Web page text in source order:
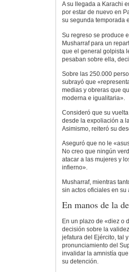
A su llegada a Karachi
por estar de nuevo en
su segunda temporada
Su regreso se produce
Musharraf para un
que el general golpista
pesaban sobre ella,
Sobre las 250.000
subrayó que
medias y obreras que
moderna e igualitaria».
Consideró que su
desde la expoliación a
Asimismo, reiteró su
Aseguró que no le
No creo que ningún
atacar a las mujeres y
infierno».
Musharraf, mientras
sin actos oficiales en su
En manos de la
En un plazo de «diez o
decisión sobre la
jefatura del Ejército, tal
pronunciamiento del
invalidar la amnistía
su detención.